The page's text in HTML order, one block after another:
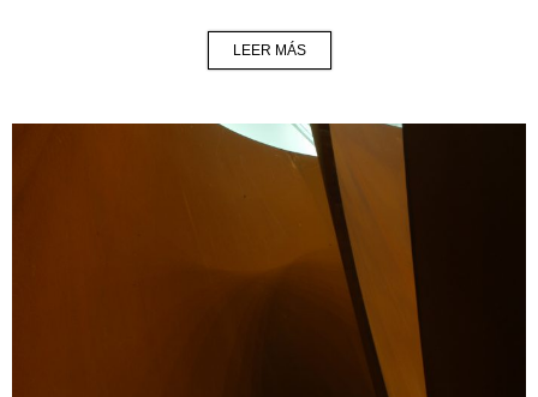
LEER MÁS